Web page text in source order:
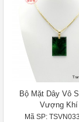
Bộ Mặt Dây Vô
Vượng Khí
Mã SP: